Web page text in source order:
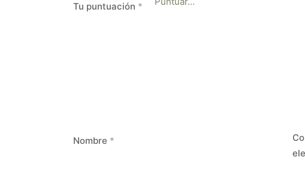
Tu puntuación *
Nombre *